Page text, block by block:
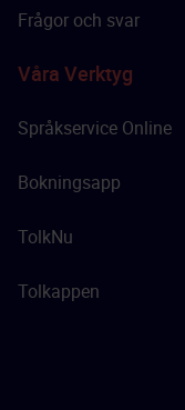
Frågor och svar
Våra Verktyg
Språkservice Online
Bokningsapp
TolkNu
Tolkappen